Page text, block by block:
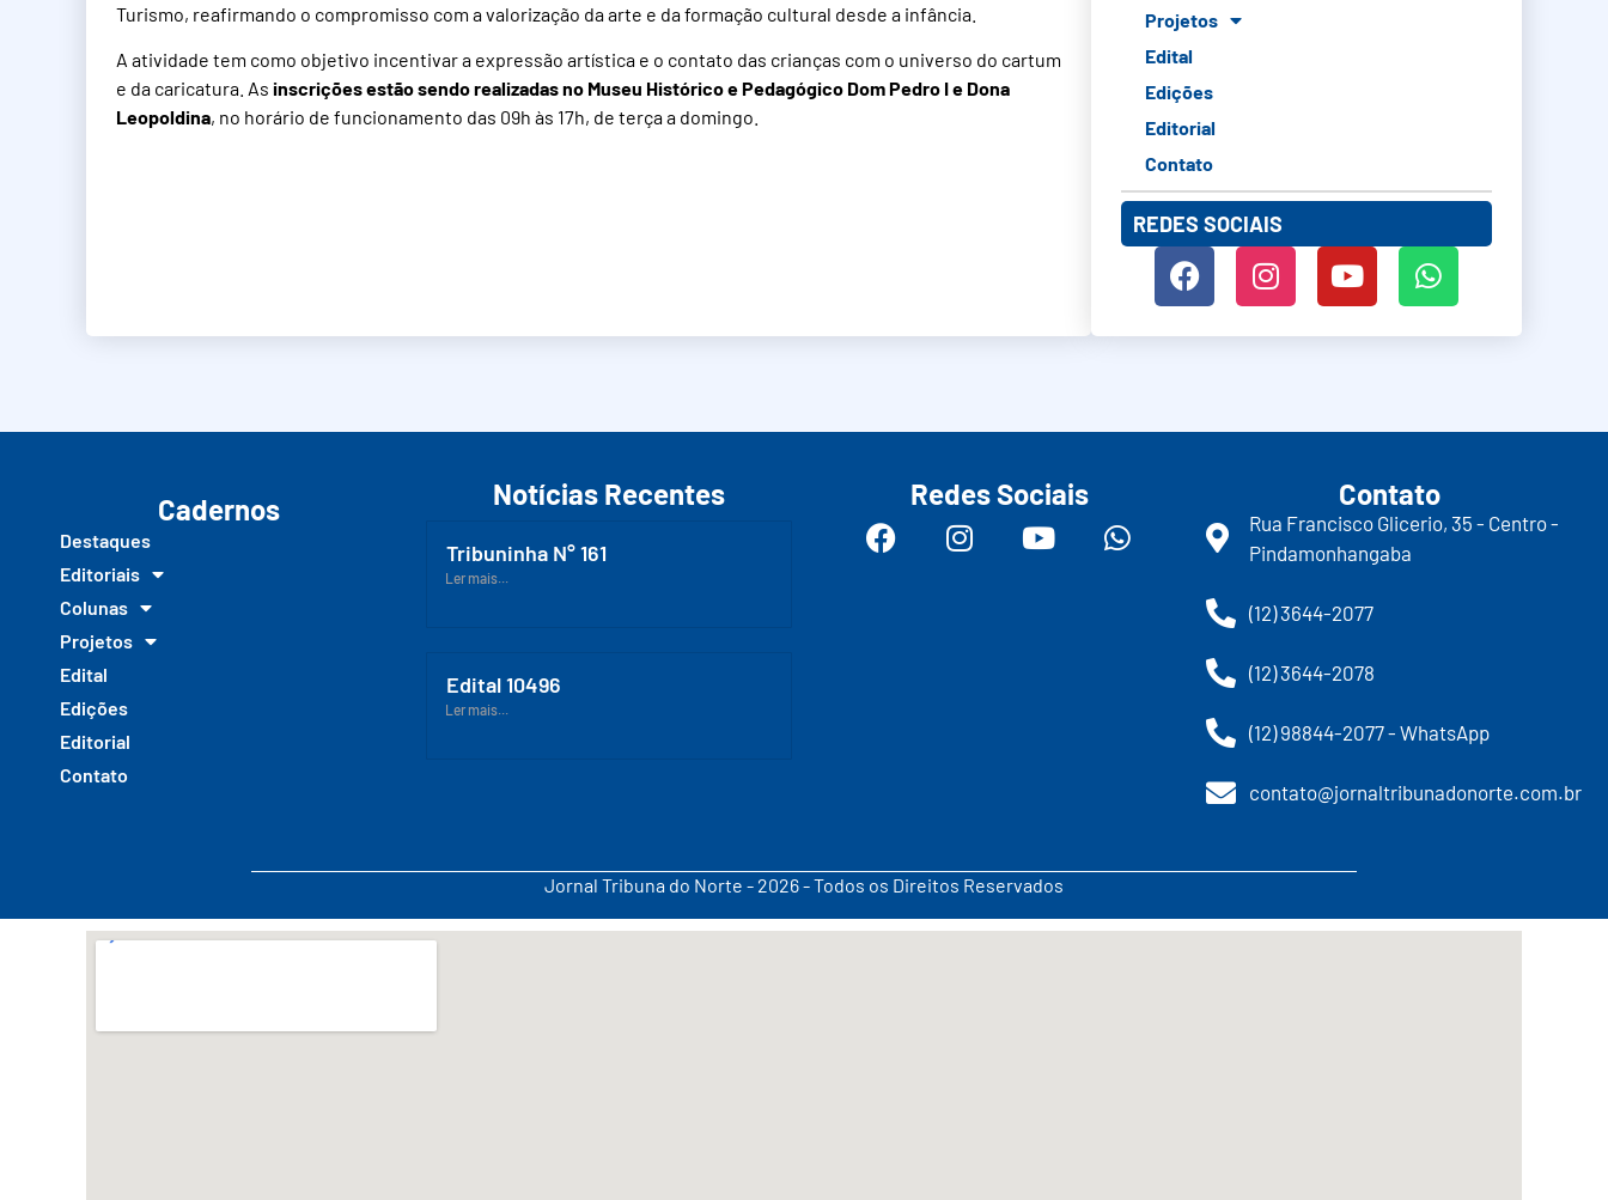
Turismo, reafirmando o compromisso com a valorização da arte e da formação cultural desde a infância.
A atividade tem como objetivo incentivar a expressão artística e o contato das crianças com o universo do cartum
e da caricatura. As inscrições estão sendo realizadas no Museu Histórico e Pedagógico Dom Pedro I e Dona
Leopoldina, no horário de funcionamento das 09h às 17h, de terça a domingo.
Projetos
Edital
Edições
Editorial
Contato
REDES SOCIAIS
Cadernos
Destaques
Editoriais
Colunas
Projetos
Edital
Edições
Editorial
Contato
Notícias Recentes
Tribuninha N° 161
Ler mais...
Edital 10496
Ler mais...
Redes Sociais Contato
Rua Francisco Glicerio, 35 - Centro -
Pindamonhangaba
(12) 3644-2077
(12) 3644-2078
(12) 98844-2077 - WhatsApp
contato@jornaltribunadonorte.com.br
Jornal Tribuna do Norte - 2026 - Todos os Direitos Reservados